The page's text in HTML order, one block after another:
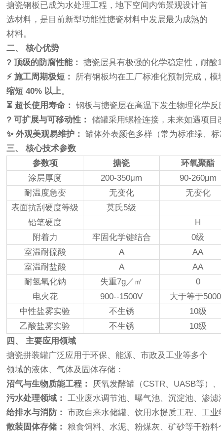
搪瓷钢板已成为水处理工程，地下空间内饰景观设计首
选材料，是目前新型功能性搪瓷材料中发展最为成熟的
材料。
二、 核心优势
? 顶级的防腐性能：
搪瓷层具有极强的化学稳定性，耐
⚡ 施工周期极短：
所有钢板均在工厂标准化预制完成，
缩短 40% 以上。
⏳ 超长使用寿命：
钢板与搪瓷层在高温下发生物理化学
? 可扩展与可移动性：
储罐采用螺栓连接，未来如遇项目
✨ 外观美观易维护：
罐体外表颜色多样（常为标准绿、
三、 核心技术参数
参数项
搪瓷
环氧聚酯
涂层厚度
200-350μm
90-260μm
耐温度急变
无变化
无变化
表面抗刮硬度等级
莫氏5级
铅笔硬度
H
附着力
牢固化学键结合
0级
室温耐硫酸
A
AA
室温耐盐酸
A
AA
耐氢氧化钠
失重7g／㎡
0
电火花
900--1500V
大于等于
中性盐雾实验
不生锈
10级
乙酸盐雾实验
不生锈
10级
四、 主要应用领域
搪瓷拼装罐广泛应用于环保、能源、市政及工业等多个
领域的液体、气体及固体存储：
沼气与生物质能工程：
厌氧发酵罐（CSTR、UASB等）
污水处理领域：
工业废水调节池、曝气池、沉淀池、渗
给排水与消防：
市政自来水储罐、饮用水提质工程、工
散装固体存储：
粮食饲料、水泥、粉煤灰、矿砂等干粉料